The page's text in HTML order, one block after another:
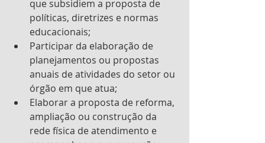
que subsidiem a proposta de
políticas, diretrizes e normas
educacionais;
Participar da elaboração de
planejamentos ou propostas
anuais de atividades do setor ou
órgão em que atua;
Elaborar a proposta de reforma,
ampliação ou construção da
rede física de atendimento e